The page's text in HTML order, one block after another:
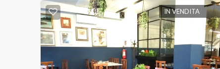
IN VENDITA